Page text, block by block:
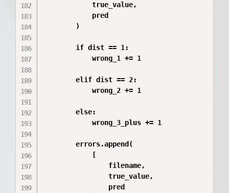
            true_value,
            pred
        )
        if dist == 1:
            wrong_1 += 1
        elif dist == 2:
            wrong_2 += 1
        else:
            wrong_3_plus += 1
        errors.append(
            [
                filename,
                true_value,
                pred